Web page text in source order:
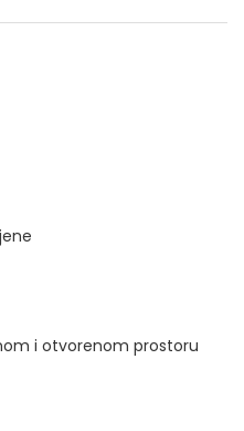
će u njoj odsjesti.
i otvorenom prostoru